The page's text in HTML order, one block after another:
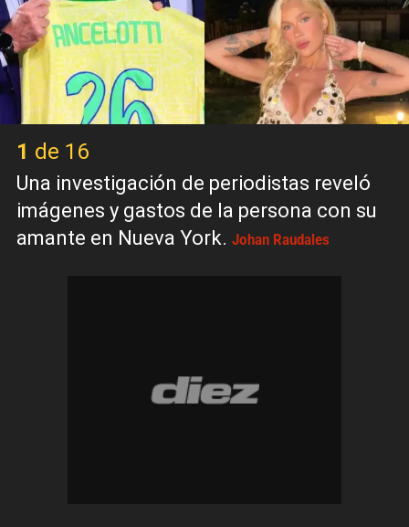
1 de 16
Una investigación de periodistas reveló
imágenes y gastos de la persona con su
amante en Nueva York. Johan Raudales